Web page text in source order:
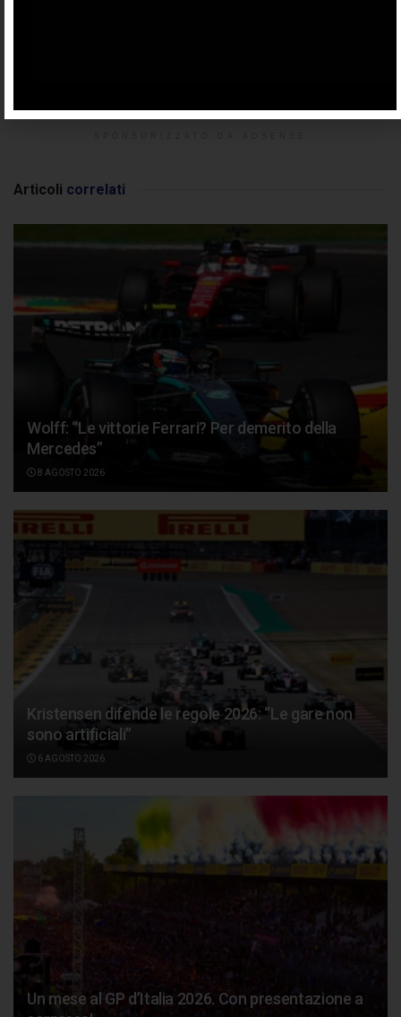
Articoli correlati
Wolff: “Le vittorie Ferrari? Per demerito della
Mercedes”
8 AGOSTO 2026
Kristensen difende le regole 2026: “Le gare non
sono artificiali”
6 AGOSTO 2026
Un mese al GP d’Italia 2026. Con presentazione a